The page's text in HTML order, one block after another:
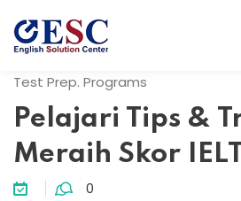
Test Prep. Programs
Pelajari Tips &
Meraih Skor
0
Don’t have an